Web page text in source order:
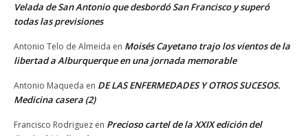
Velada de San Antonio que desbordó San Francisco y superó
todas las previsiones
Antonio Telo de Almeida en Moisés Cayetano trajo los vientos de la
libertad a Alburquerque en una jornada memorable
Antonio Maqueda en DE LAS ENFERMEDADES Y OTROS SUCESOS.
Medicina casera (2)
Francisco Rodriguez en Precioso cartel de la XXIX edición del